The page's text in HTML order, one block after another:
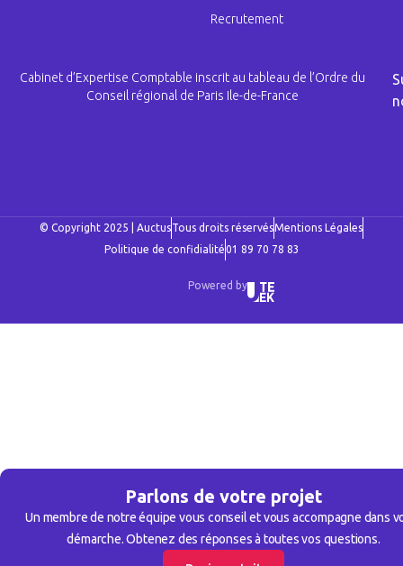
Parlons de votre projet
Un membre de notre équipe vous conseil et vous accompagne dans
démarche. Obtenez des réponses à toutes vos questions.
Recrutement
Cabinet d’Expertise Comptable inscrit au tableau de l’Ordre du
Conseil régional de Paris Ile-de-France
© Copyright 2025 | AuctusTous droits réservésMentions Légales
Politique de confidialité01 89 70 78 83
Powered by